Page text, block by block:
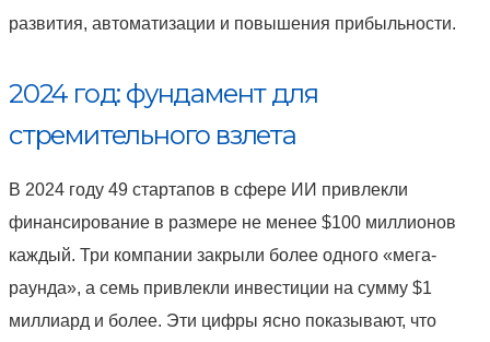
развития, автоматизации и повышения прибыльности.
2024 год: фундамент для
стремительного взлета
В 2024 году 49 стартапов в сфере ИИ привлекли
финансирование в размере не менее $100 миллионов
каждый. Три компании закрыли более одного «мега-
раунда», а семь привлекли инвестиции на сумму $1
миллиард и более. Эти цифры ясно показывают, что